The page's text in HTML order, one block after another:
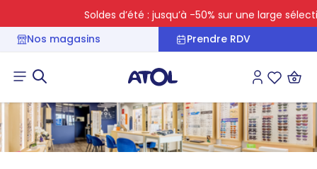
Soldes d’été : jusqu’à -50% sur une large sélection
Nos magasins
Prendre RDV
Connexion